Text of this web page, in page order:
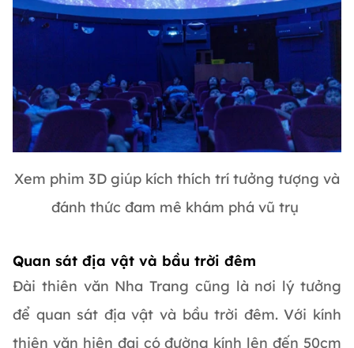
Xem phim 3D giúp kích thích trí tưởng tượng và
đánh thức đam mê khám phá vũ trụ
Quan sát địa vật và bầu trời đêm
Đài thiên văn Nha Trang cũng là nơi lý tưởng
để quan sát địa vật và bầu trời đêm. Với kính
thiên văn hiện đại có đường kính lên đến 50cm